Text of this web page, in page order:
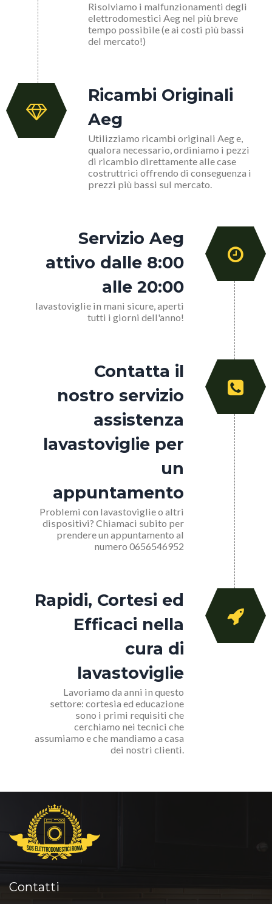
Risolviamo i malfunzionamenti degli
elettrodomestici Aeg nel più breve
tempo possibile (e ai costi più bassi
del mercato!)
Ricambi Originali
Aeg
Utilizziamo ricambi originali Aeg e,
qualora necessario, ordiniamo i pezzi
di ricambio direttamente alle case
costruttrici offrendo di conseguenza i
prezzi più bassi sul mercato.
Servizio Aeg
attivo dalle 8:00
alle 20:00
lavastoviglie in mani sicure, aperti
tutti i giorni dell'anno!
Contatta il
nostro servizio
assistenza
lavastoviglie per
un
appuntamento
Problemi con lavastoviglie o altri
dispositivi? Chiamaci subito per
prendere un appuntamento al
numero 0656546952
Rapidi, Cortesi ed
Efficaci nella
cura di
lavastoviglie
Lavoriamo da anni in questo
settore: cortesia ed educazione
sono i primi requisiti che
cerchiamo nei tecnici che
assumiamo e che mandiamo a casa
dei nostri clienti.
Contatti